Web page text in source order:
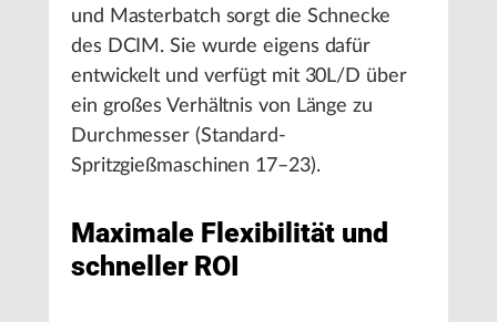
und Masterbatch sorgt die Schnecke
des DCIM. Sie wurde eigens dafür
entwickelt und verfügt mit 30L/D über
ein großes Verhältnis von Länge zu
Durchmesser (Standard-
Spritzgießmaschinen 17–23).
Maximale Flexibilität und
schneller ROI